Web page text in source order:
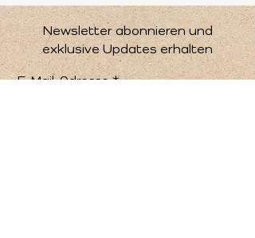
Preis: 20.00 CHF pro erwachsene Person
Anmeldeschluss: 11. September 2022
Newsletter abonnieren und
exklusive Updates erhalten
E-Mail-Adresse